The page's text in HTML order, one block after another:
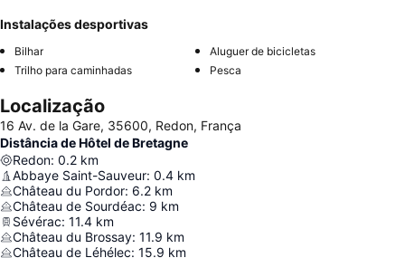
Instalações desportivas
Bilhar
Aluguer de bicicletas
Trilho para caminhadas
Pesca
Localização
16 Av. de la Gare, 35600, Redon, França
Distância de Hôtel de Bretagne
Redon: 0.2 km
Abbaye Saint-Sauveur: 0.4 km
Château du Pordor: 6.2 km
Château de Sourdéac: 9 km
Sévérac: 11.4 km
Château du Brossay: 11.9 km
Château de Léhélec: 15.9 km